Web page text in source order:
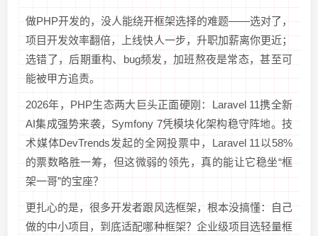
做PHP开发的，没人能绕开框架选择的难题——选对了，
项目开发效率翻倍，上线快人一步，升职加薪离你更近；
选错了，后期重构、bug频发，加班熬夜是常态，甚至可
能被甲方追责。
2026年，PHP生态两大巨头正面硬刚：Laravel 11携全新
AI集成强势来袭，Symfony 7凭模块化架构稳守阵地。技
术媒体DevTrends发起的全网投票中，Laravel 11以58%
的票数略胜一筹，但这微弱的领先，真的能让它稳坐“框
架一哥”的宝座？
更扎心的是，很多开发者跟风选框架，根本没搞懂：自己
做的中小项目，到底适配哪种框架？企业级项目选轻量框